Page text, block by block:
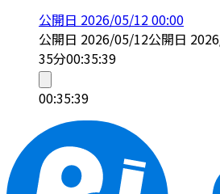
公開日 2026/05/12 00:00
公開日 2026/05/12公開日
35分00:35:39
00:35:39